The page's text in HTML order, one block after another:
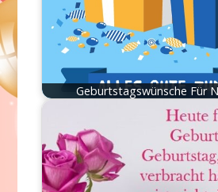
Geburtstagswünsche Für